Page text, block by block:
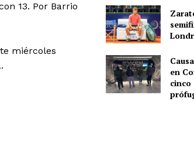
13. Por Barrio
miércoles
en
cinco